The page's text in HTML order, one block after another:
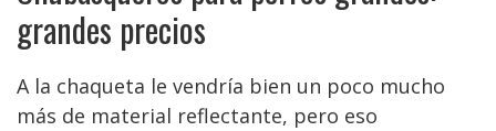
grandes precios
A la chaqueta le vendría bien un poco mucho
más de material reflectante, pero eso